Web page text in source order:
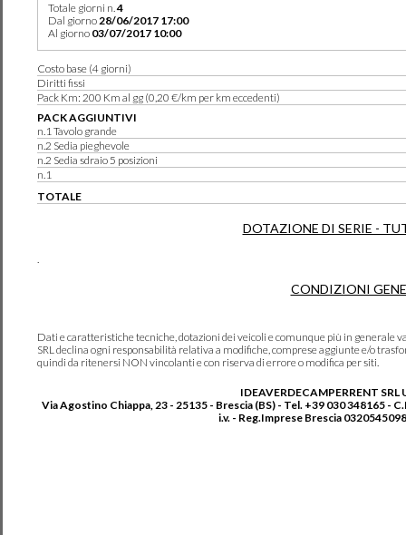
Totale giorni n.4
Dal giorno28/06/2017 17:00
Al giorno 03/07/2017 10:00
Costo base (4 giorni)
Diritti fissi
Pack Km: 200 Km al gg (0,20 €/km per km eccedenti)
PACK AGGIUNTIVI
n.1 Tavolo grande
n.2 Sedia pieghevole
n.2 Sedia sdraio 5 posizioni
n.1
TOTALE
DOTAZIONE DI SERIE -
CONDIZIONI
Dati e caratteristiche tecniche, dotazioni dei veicoli e comunque più in generale
SRL declina ogni responsabilità relativa a modifiche, comprese aggiunte e/o
quindi da ritenersi NON vincolanti e con riserva di errore o modifica per siti.
IDEAVERDECAMPERRENT SRL
Via Agostino Chiappa, 23 - 25135 - Brescia (BS) - Tel. +39 030 348165 -
i.v. - Reg.Imprese Brescia